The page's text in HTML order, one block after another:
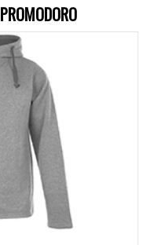
PROMODORO